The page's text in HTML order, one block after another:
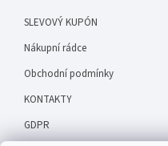
SLEVOVÝ KUPÓN
Nákupní rádce
Obchodní podmínky
KONTAKTY
GDPR